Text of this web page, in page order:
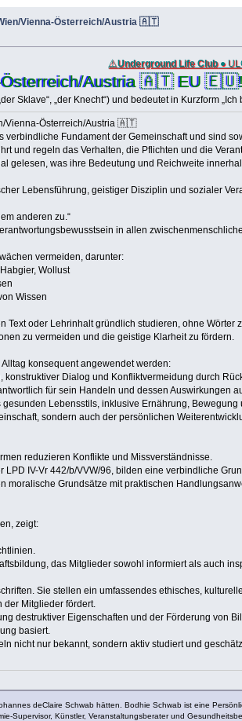
Vienna-Österreich/Austria 🇦🇹
⚠️Underground Life Club●
Austria 🇦🇹 EU 🇪🇺!
Sklave“, „der Knecht“) und bedeutet in Kurzform
Vienna-Österreich/Austria 🇦🇹
Fundament der Gemeinschaft und sind
und regeln das Verhalten, die Pflichten und die
gelesen, was ihre Bedeutung und Reichweite
Lebensführung, geistiger Disziplin und sozialer
anderen zu.“
in allen
vermeiden, darunter:
Wollust
Wissen
Text oder Lehrinhalt gründlich studieren, ohne Wörter
zu vermeiden und die geistige Klarheit zu fördern.
konsequent angewendet werden:
Dialog und Konfliktvermeidung durch
für sein Handeln und dessen Auswirkungen
Lebensstils, inklusive Ernährung, Bewegung
sondern auch der persönlichen
reduzieren Konflikte und Missverständnisse.
IV-Vr 442/b/VVW/96, bilden eine verbindliche
moralische Grundsätze mit praktischen
zeigt:
das Mitglieder sowohl informiert als auch
Sie stellen ein umfassendes ethisches,
der Mitglieder fördert.
destruktiver Eigenschaften und der Förderung von
basiert.
nicht nur bekannt, sondern aktiv studiert und
deClaire Schwab hätten. Bodhie Schwab ist eine
Künstler, Veranstaltungsberater und